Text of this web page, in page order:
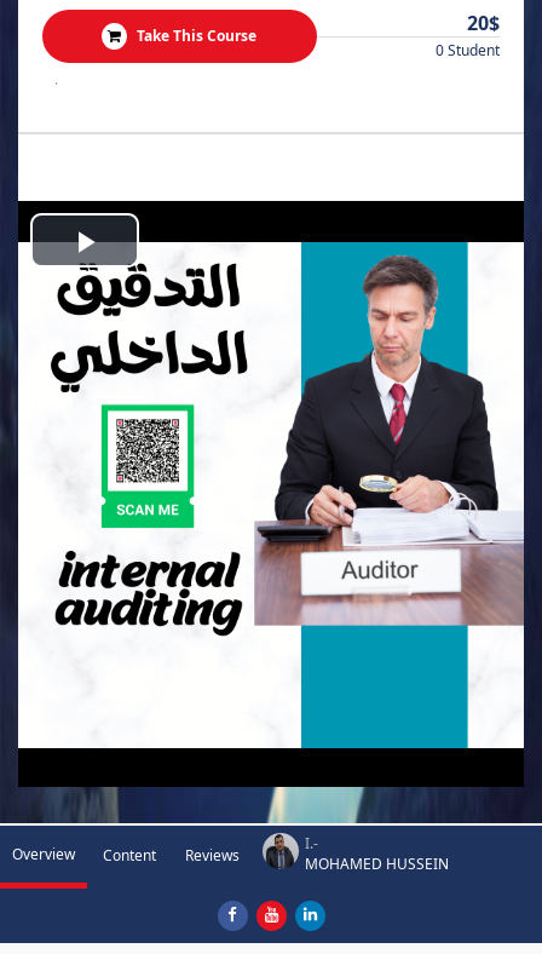
Take This Course 20$
0 Student
.
Play
Video
Overview Content Reviews
I.-
MOHAMED HUSSEIN